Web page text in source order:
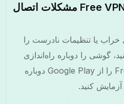
آیا نصب مجدد Free VPN Grass مشکلات اتصال
یا تنظیمات نادرست را
گوشی را دوباره راه‌اندازی
کنید، سپس Free VPN Grass را از Google Play دوباره
کنید.